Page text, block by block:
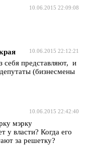
10.06.2015 22:09:08
10.06.2015 22:12:21
представляют, и
(бизнесмены
10.06.2015 22:42:40
мэрку
у власти? Когда его
за решетку?